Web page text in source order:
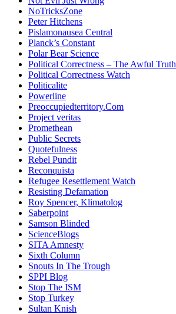
NoTricksZone
Peter Hitchens
Pislamonausea Central
Planck’s Constant
Polar Bear Science
Political Correctness – The Awful Truth
Political Correctness Watch
Politicalite
Powerline
Preoccupiedterritory.Com
Project veritas
Promethean
Public Secrets
Quotefulness
Rebel Pundit
Reconquista
Refugee Resettlement Watch
Resisting Defamation
Roy Spencer, Klimatolog
Saberpoint
Samson Blinded
ScienceBlogs
SITA Amnesty
Sixth Column
Snouts In The Trough
SPPI Blog
Stop The ISM
Stop Turkey
Sultan Knish